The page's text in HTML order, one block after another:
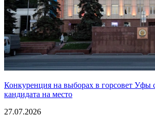
Конкуренция на выборах в горсовет Уфы
кандидата на место
27.07.2026